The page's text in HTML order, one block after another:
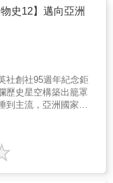
／伊本．阿拉比／伊
越地域，從東亞到西
長河。• 突出「交流」
文化碰撞。• 匯聚現
精緻的評傳與分析。
對人性的深刻關照。
理解。【亞洲人物
2月起陸續上市：1.
話—6世紀〕2. 世界宗
東亞〔2—7世紀〕3.
6—11世紀〕4. 文化的
世紀〕5. 蒙古帝國
紀〕6. 後蒙古時代的
崛起，都標誌著遊牧
與新勢力的興起。本
地域承接蒙古時代的
、文化與宗教舞台。
使人員、物資與思想
格局，既有伊斯蘭文
教、基督教在亞洲各
古時代不僅是遊牧帝
與東南亞，帝國遺
互動的前奏。本卷透
呈現亞洲如何在蒙古
造出多元而互聯的近
先驅，建立日本現代
：政治家，參與明治
主義政策。• 孫文：中
創建中華民國，倡導
富汗尼：改革派思想
化。• 梅赫迪・庫里・
與社會改革人物，影
塔法・凱末爾・阿塔
者，實行現代化與世
至二十世紀世界的動
後，日本雖位於資本
轉型為亞洲唯一早熟
脫傳統以中國為中心
史12】邁向亞洲
社創社95週年紀念鉅
歷史星空構築出籠罩
到主流，亞洲國家的
：• 金日成：北韓建國
期政權的基礎。• 金
徵，倡導「全球民